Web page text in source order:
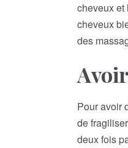
cheveux et
cheveux
des
Pour avoir
de
deux fois